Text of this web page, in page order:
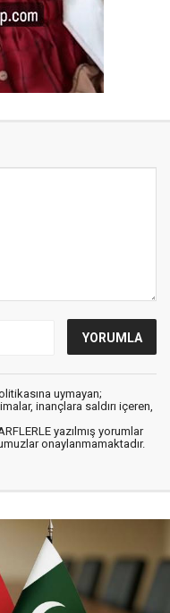
uymayan;
inançlara saldırı içeren,
yazılmış yorumlar
onaylanmamaktadır.